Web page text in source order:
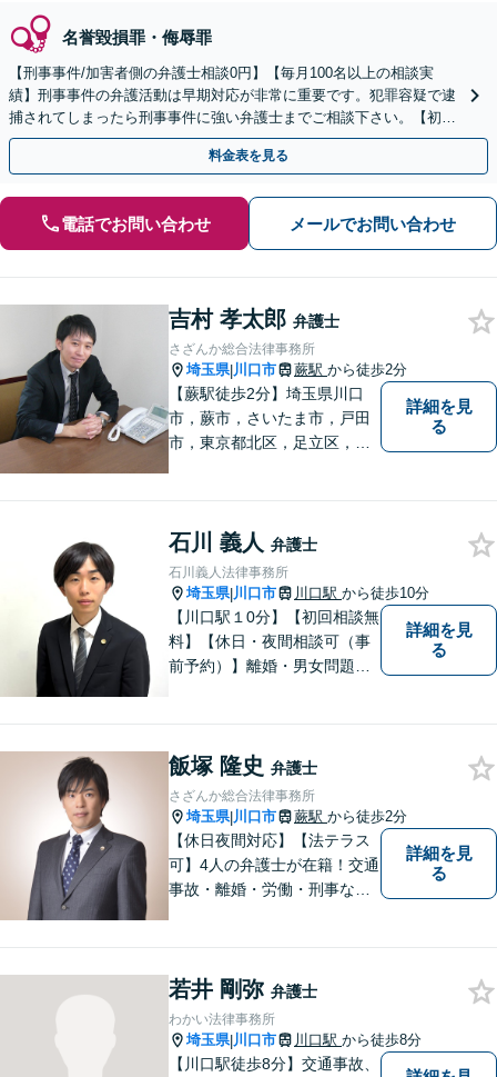
名誉毀損罪・侮辱罪
【刑事事件/加害者側の弁護士相談0円】【毎月100名以上の相談実
績】刑事事件の弁護活動は早期対応が非常に重要です。犯罪容疑で逮
捕されてしまったら刑事事件に強い弁護士までご相談下さい。【初回
相談０円(電話)】【加害者側の相談専門】
料金表を見る
電話でお問い合わせ メールでお問い合わせ
吉村 孝太郎 弁護士
さざんか総合法律事務所
埼玉県|川口市 蕨駅 から徒歩2分
【蕨駅徒歩2分】埼玉県川口
市，蕨市，さいたま市，戸田
市，東京都北区，足立区，板
す。親身な対応には定評がご
ざいます。【FP２級】【宅
建】
詳細を見
る
石川 義人 弁護士
石川義人法律事務所
埼玉県|川口市 川口駅 から徒歩10分
【川口駅１0分】【初回相談無
料】【休日・夜間相談可（事
前予約）】離婚・男女問題、
い、納得いただける解決を目
指します。
詳細を見
る
飯塚 隆史 弁護士
さざんか総合法律事務所
埼玉県|川口市 蕨駅 から徒歩2分
【休日夜間対応】【法テラス
可】4人の弁護士が在籍！交通
事故・離婚・労働・刑事な
りごとがあれば、お早めにご
相談を！
詳細を見
る
若井 剛弥 弁護士
わかい法律事務所
埼玉県|川口市 川口駅 から徒歩8分
【川口駅徒歩8分】交通事故、